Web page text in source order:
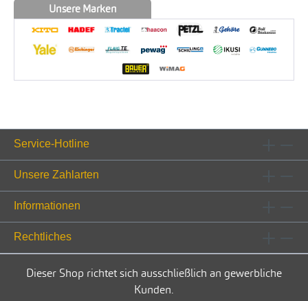
Unsere Marken
Service-Hotline
Unsere Zahlarten
Informationen
Rechtliches
Dieser Shop richtet sich ausschließlich an gewerbliche
Kunden.